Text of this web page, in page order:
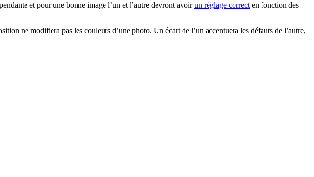
et pour une bonne image l’un et l’autre devront avoirun réglage correct en fonction des
ne modifiera pas les couleurs d’une photo. Un écart de l’un accentuera les défauts de l’autre,